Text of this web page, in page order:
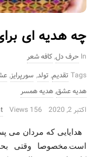
چه هدیه ای
In حرف دل, کافه شعر
Tags تقدیم,تولد, سورپرایز,
هدیه عشق,هدیه همسر
اکتبر 2, 2020
156 Views
هدایایی که مردان می
است.مخصوصا وقتی